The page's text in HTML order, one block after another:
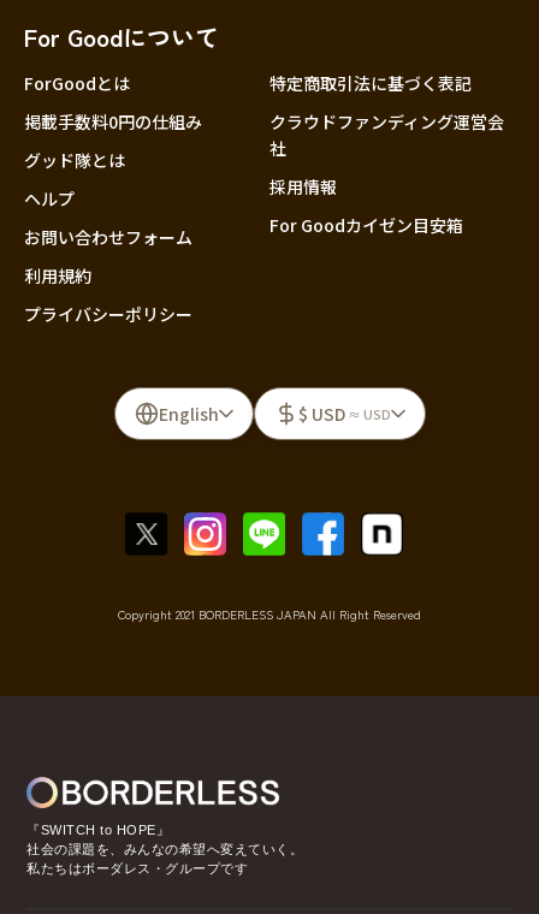
For Goodについて
ForGoodとは
掲載手数料0円の仕組み
グッド隊とは
ヘルプ
お問い合わせフォーム
利用規約
プライバシーポリシー
特定商取引法に基づく表記
クラウドファンディング運営会
社
採用情報
For Goodカイゼン目安箱
English $ USD ≈ USD
Copyright 2021 BORDERLESS JAPAN All Right Reserved
『SWITCH to HOPE』
社会の課題を、みんなの希望へ変えていく。
私たちはボーダレス・グループです